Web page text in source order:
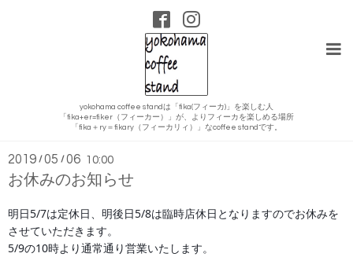
yokohama coffee standは「fika(フィーカ)」を楽しむ人
「fika+er=fiker（フィーカー）」が、よりフィーカを楽しめる場所
「fika＋ry＝fikary（フィーカリィ）」なcoffee standです。
インフォメーション
2019 /05 /06 10:00
お休みのお知らせ
明日5/7は定休日、明後日5/8は臨時店休日となりますのでお休みを
させていただきます。
5/9の10時より通常通り営業いたします。